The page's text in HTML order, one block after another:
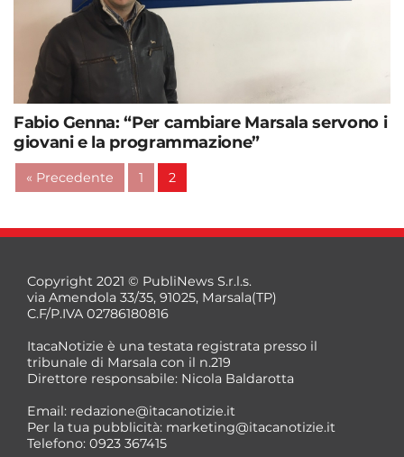
Fabio Genna: “Per cambiare Marsala servono i
giovani e la programmazione”
« Precedente 1 2
Copyright 2021 © PubliNews S.r.l.s.
via Amendola 33/35, 91025, Marsala(TP)
C.F/P.IVA 02786180816
ItacaNotizie è una testata registrata presso il
tribunale di Marsala con il n.219
Direttore responsabile: Nicola Baldarotta
Email: redazione@itacanotizie.it
Per la tua pubblicità: marketing@itacanotizie.it
Telefono: 0923 367415